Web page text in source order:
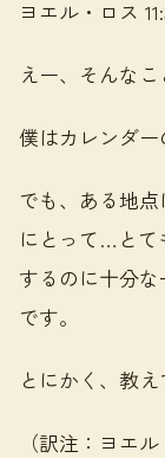
ヨエル・ロス
えー、そんなこ
僕はカレンダー
でも、ある地
にとって…とて
するのに十分
です。
とにかく、教え
（訳注：ヨエ